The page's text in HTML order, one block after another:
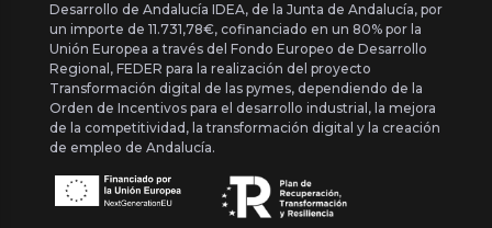
Desarrollo de Andalucía IDEA, de la Junta de Andalucía, por
un importe de 11.731,78€, cofinanciado en un 80% por la
Unión Europea a través del Fondo Europeo de Desarrollo
Regional, FEDER para la realización del proyecto
Transformación digital de las pymes, dependiendo de la
Orden de Incentivos para el desarrollo industrial, la mejora
de la competitividad, la transformación digital y la creación
de empleo de Andalucía.